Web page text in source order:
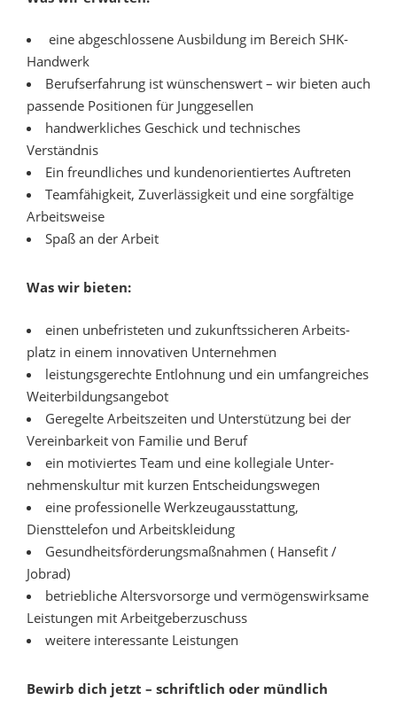
eine abgeschlossene Ausbildung im Bereich SHK-
Handwerk
Berufserfahrung ist wünschenswert – wir bieten auch
passende Positionen für Junggesellen
hand­werk­liches Geschick und tech­nisches
Verständnis
Ein freundliches und kundenorientiertes Auftreten
Teamfähigkeit, Zuverlässigkeit und eine sorgfältige
Arbeitsweise
Spaß an der Arbeit
Was wir bieten:
einen un­befris­teten und zukunfts­sicheren Arbeits­
platz in einem inno­vativen Unter­nehmen
leistungsgerechte Entlohnung und ein umfang­reiches
Weiter­bil­dungs­angebot
Geregelte Arbeitszeiten und Unterstützung bei der
Vereinbarkeit von Familie und Beruf
ein motiviertes Team und eine kollegiale Unter­
nehmens­kultur mit kurzen Ent­scheidungs­wegen
eine profes­sionelle Werkzeug­ausstattung,
Diensttelefon und Arbeitskleidung
Gesundheitsförderungsmaßnahmen ( Hansefit /
Jobrad)
betrieb­liche Alters­vorsorge und vermögens­wirk­same
Leistungen mit Arbeitgeberzuschuss
weitere interessante Leistungen
Bewirb dich jetzt – schriftlich oder mündlich